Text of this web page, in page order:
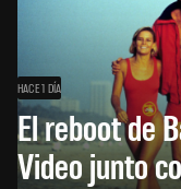
HACE 1 DÍA
El reboot de
Video junto